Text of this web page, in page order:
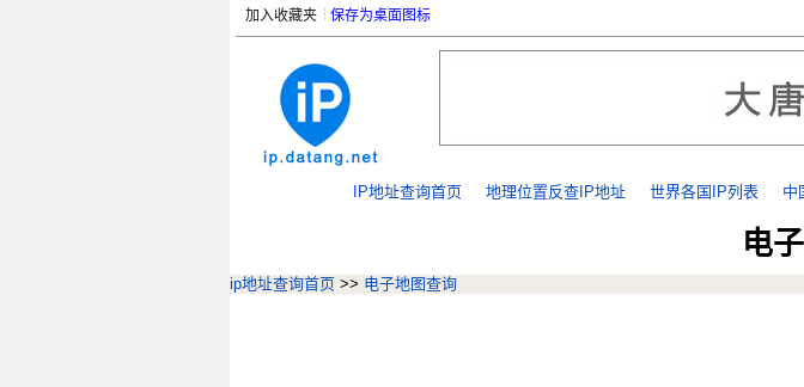
加入收藏夹 保存为桌面图标
IP地址查询首页 地理位置反查IP地址 世界各国IP列表 中
电
ip地址查询首页 >> 电子地图查询